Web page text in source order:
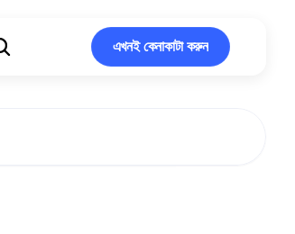
এখনই কেনাকাটা করুন